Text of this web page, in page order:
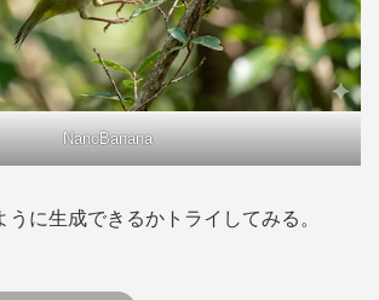
NanoBanana
に生成できるかトライしてみる。